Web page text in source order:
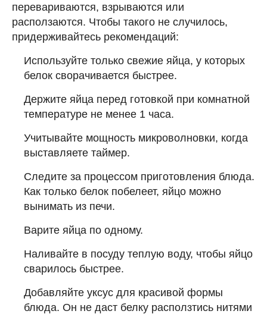
перевариваются, взрываются или
расползаются. Чтобы такого не случилось,
придерживайтесь рекомендаций:
Используйте только свежие яйца, у которых
белок сворачивается быстрее.
Держите яйца перед готовкой при комнатной
температуре не менее 1 часа.
Учитывайте мощность микроволновки, когда
выставляете таймер.
Следите за процессом приготовления блюда.
Как только белок побелеет, яйцо можно
вынимать из печи.
Варите яйца по одному.
Наливайте в посуду теплую воду, чтобы яйцо
сварилось быстрее.
Добавляйте уксус для красивой формы
блюда. Он не даст белку расползтись нитями